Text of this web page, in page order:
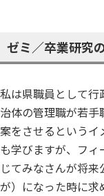
ゼミ／卒業研究
私は県職員として行
治体の管理職が若
案をさせるというイ
も学びますが、フ
じてみなさんが将
が）になった時に求